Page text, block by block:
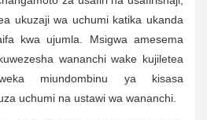
ukuzaji wa uchumi katika ukanda
kwa ujumla. Msigwa amesema
wananchi wake kujiletea
miundombinu ya kisasa
uchumi na ustawi wa wananchi.